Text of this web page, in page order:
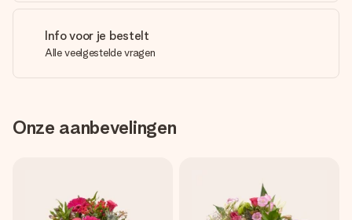
Info voor je bestelt
Alle veelgestelde vragen
Onze aanbevelingen